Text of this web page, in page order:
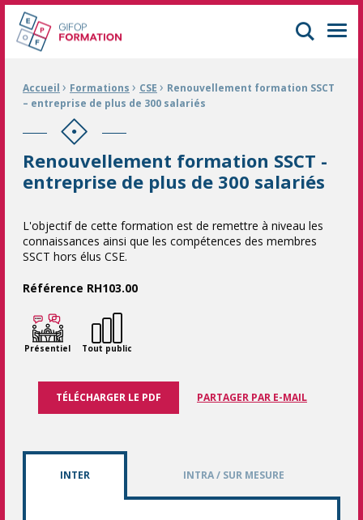
GIFOP Formation Centre de formation continue à Mulhouse
Fil d'Ariane :
Accueil › Formations › CSE › Renouvellement formation SSCT
– entreprise de plus de 300 salariés
Renouvellement formation SSCT -
entreprise de plus de 300 salariés
L'objectif de cette formation est de remettre à niveau les
connaissances ainsi que les compétences des membres
SSCT hors élus CSE.
Référence RH103.00
Présentiel Tout public
TÉLÉCHARGER LE PDF PARTAGER PAR E-MAIL
INTER INTRA / SUR MESURE